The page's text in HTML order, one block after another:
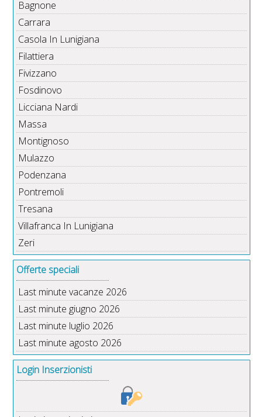
Bagnone
Carrara
Casola In Lunigiana
Filattiera
Fivizzano
Fosdinovo
Licciana Nardi
Massa
Montignoso
Mulazzo
Podenzana
Pontremoli
Tresana
Villafranca In Lunigiana
Zeri
Offerte speciali
Last minute vacanze 2026
Last minute giugno 2026
Last minute luglio 2026
Last minute agosto 2026
Login Inserzionisti